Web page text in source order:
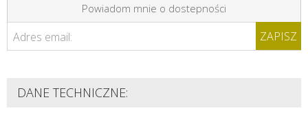
Powiadom mnie o dostepności
Adres email: ZAPISZ
DANE TECHNICZNE: